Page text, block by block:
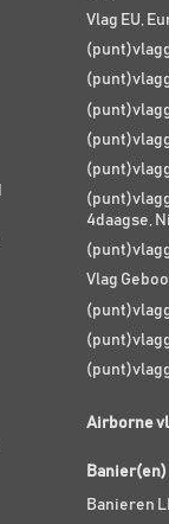
Vlag EU,
4daagse,
Vlag
Airborne
Banier(en)
Banieren